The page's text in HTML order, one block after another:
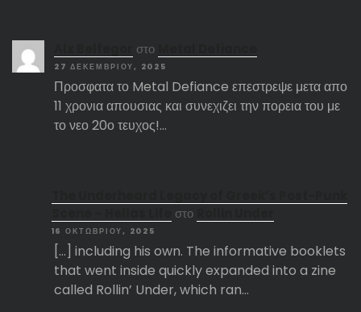
στο
27 ΔΕΚΕΜΒΡΊΟΥ, 2025
Προσφατα το Metal Defiance επεστρεψε μετα απο
11 χρονια απουσιας και συνεχιζει την πορεια του με
το νεο 20ο τευχος!…
στο
16 ΟΚΤΩΒΡΊΟΥ, 2025
[…] including his own. The informative booklets
that went inside quickly expanded into a zine
called Rollin’ Under, which ran…